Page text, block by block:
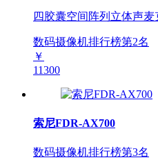
四胶囊空间阵列立体声
数码摄像机排行榜第2名
￥
11300
索尼FDR-AX700
数码摄像机排行榜第3名